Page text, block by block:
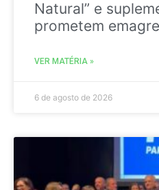
Natural” e
prometem
VER MATÉRIA »
6 de agosto de 2026